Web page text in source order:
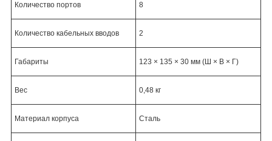
Количество портов 8
Количество кабельных вводов 2
Габариты 123 × 135 × 30 мм (Ш × В × Г)
Вес 0,48 кг
Материал корпуса Сталь